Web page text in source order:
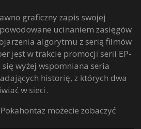
graficzny zapis swojej
ucinaniem zasięgów
algorytmu z serią filmów
jest w trakcie promocji serii EP-
się wyżej wspomniana seria
historię, z których dwa
w sieci.
możecie zobaczyć